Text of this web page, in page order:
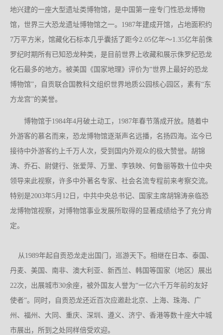
地兴建的一座大型遗址类博物馆，是中国第一座专门性恐龙博物
馆，世界三大恐龙遗址博物馆之一。1987年建成开馆，占地面积约
7万平方米，馆藏化石标本几乎囊括了距今2.05亿年～1.35亿年前侏
罗纪时期所有已知恐龙种类，是目前世界上收藏和展示侏罗纪恐龙
化石最多的地方。被美国《国家地理》评价为“世界上最好的恐龙
博物馆”，自贡联合国教科文组织世界地质公园核心园区，素有“东
方龙宫”的美誉。
博物馆于1984年4月破土动工，1987年春节落成开放。随着中
外游客的慕名而来，恐龙博物馆逐渐声名远播，名扬四海。迄今已
接待中外游客约上千万人次，受到国内外观众的极大赞誉。胡锦
涛、乔石、尉健行、张爱萍、万里、李铁映、何鲁丽等数十位中央
领导来此视察，许多中外著名专家、社会名流专程前来考察交流。
特别是2003年5月12日，中共中央总书记、国家主席胡锦涛亲临恐
龙博物馆视察，对博物馆事业发展所取得的显著成绩给予了充分肯
定。
从1989年起自贡恐龙走出国门，巡游天下。相继在日本、泰国、
丹麦、美国、南非、澳大利亚、新西兰、韩国等国家（地区）展出
22次，出展城市30余座，被外国友人誉为“一亿六千万年前的友好
使者”。同时，自贡恐龙还近百次应邀赴北京、上海、珠海、广
州、福州、大同、重庆、深圳、遵义、济宁、 香港等数十座大中城
市展出，所到之处同样倍受欢迎。